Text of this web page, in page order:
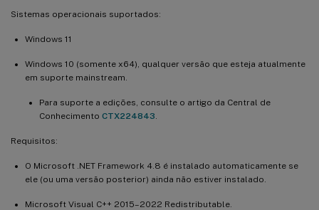
Sistemas operacionais suportados:
Windows 11
Windows 10 (somente x64), qualquer versão que esteja atualmente
em suporte mainstream.
Para suporte a edições, consulte o artigo da Central de
Conhecimento CTX224843
Requisitos:
O Microsoft .NET Framework 4.8 é instalado automaticamente se
ele (ou uma versão posterior) ainda não estiver instalado.
Microsoft Visual C++ 2015–2022 Redistributable.